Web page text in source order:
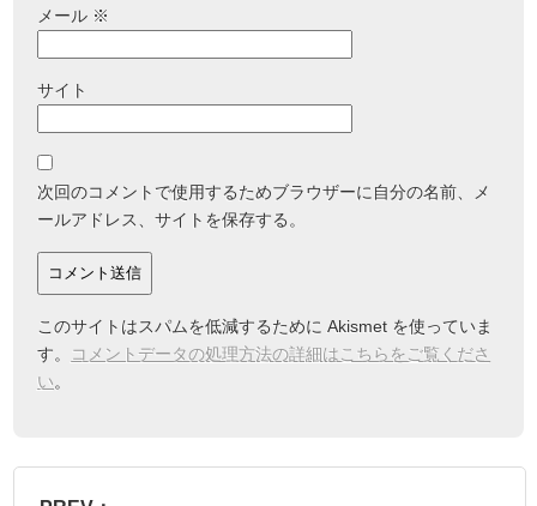
メール ※
サイト
次回のコメントで使用するためブラウザーに自分の名前、メ
ールアドレス、サイトを保存する。
このサイトはスパムを低減するために Akismet を使っていま
す。
コメントデータの処理方法の詳細はこちらをご覧くださ
い。